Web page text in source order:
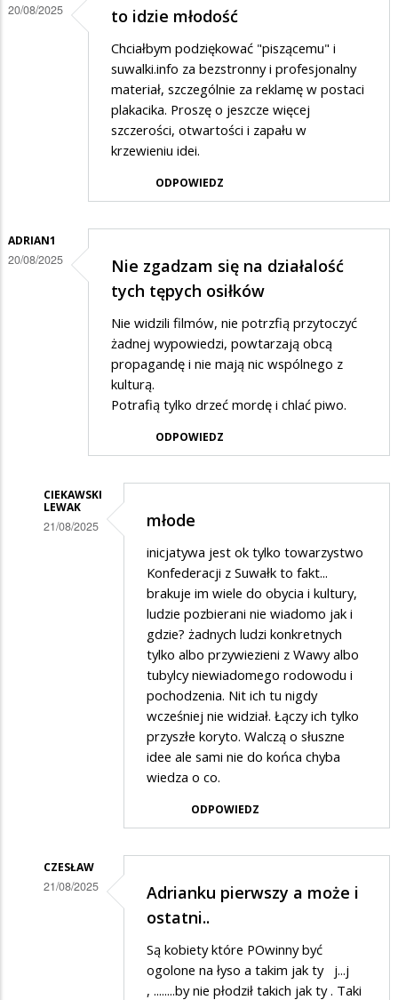
20/08/2025 to idzie młodość
Chciałbym podziękować "piszącemu" i
suwalki.info za bezstronny i profesjonalny
materiał, szczególnie za reklamę w postaci
plakacika. Proszę o jeszcze więcej
szczerości, otwartości i zapału w
krzewieniu idei.
ODPOWIEDZ
ADRIAN1
20/08/2025
Nie zgadzam się na działalość
tych tępych osiłków
Nie widzili filmów, nie potrzfią przytoczyć
żadnej wypowiedzi, powtarzają obcą
propagandę i nie mają nic wspólnego z
kulturą.
Potrafią tylko drzeć mordę i chlać piwo.
ODPOWIEDZ
CIEKAWSKI
LEWAK
21/08/2025
tępych
osiłków
młode
inicjatywa jest ok tylko towarzystwo
Konfederacji z Suwałk to fakt...
brakuje im wiele do obycia i kultury,
ludzie pozbierani nie wiadomo jak i
gdzie? żadnych ludzi konkretnych
tylko albo przywiezieni z Wawy albo
tubylcy niewiadomego rodowodu i
pochodzenia. Nit ich tu nigdy
wcześniej nie widział. Łączy ich tylko
przyszłe koryto. Walczą o słuszne
idee ale sami nie do końca chyba
wiedza o co.
ODPOWIEDZ
CZESŁAW
21/08/2025
Adrianku pierwszy a może i
ostatni..
Są kobiety które POwinny być
ogolone na łyso a takim jak ty j...j
, ........by nie płodził takich jak ty . Taki